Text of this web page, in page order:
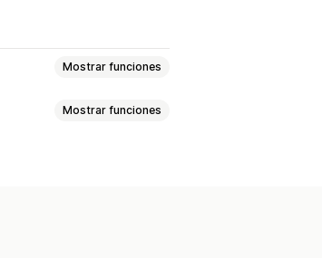
Mostrar funciones
Mostrar funciones